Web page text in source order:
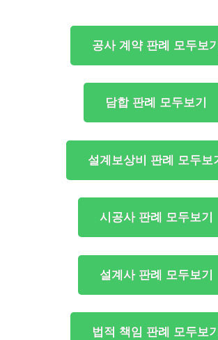
공사 계약 판례 모두보기
담합 판례 모두보기
설계보상비 판례 모두보
시공사 판례 모두보기
설계사 판례 모두보기
법적 책임 판례 모두보기